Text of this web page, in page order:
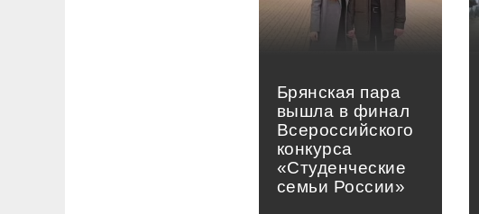
Брянская пара
вышла в финал
Всероссийского
конкурса
«Студенческие
семьи России»